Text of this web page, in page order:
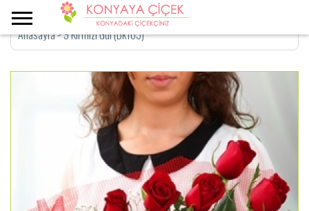
Anasayfa>9 Kırmızı Gül (Bk105)